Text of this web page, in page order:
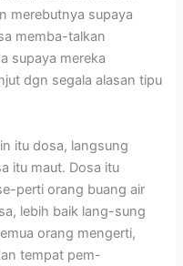
merebutnya supaya
memba-talkan
supaya mereka
dgn segala alasan tipu
itu dosa, langsung
itu maut. Dosa itu
perti orang buang air
lebih baik lang-sung
orang mengerti,
tempat pem-